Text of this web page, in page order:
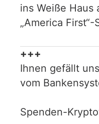
ins Weiße
„America
+++
Ihnen gefällt
vom
Spenden-